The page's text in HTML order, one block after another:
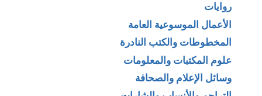
روايات
الأعمال الموسوعية العامة
المخطوطات والكتب النادرة
علوم المكتبات والمعلومات
وسائل الإعلام والصحافة